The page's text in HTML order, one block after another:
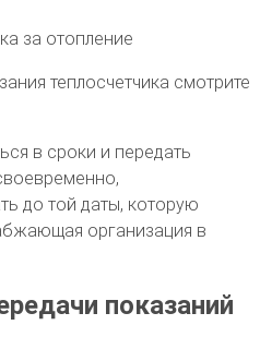
за отопление
теплосчетчика смотрите
в сроки и передать
до той даты, которую
организация в
показаний